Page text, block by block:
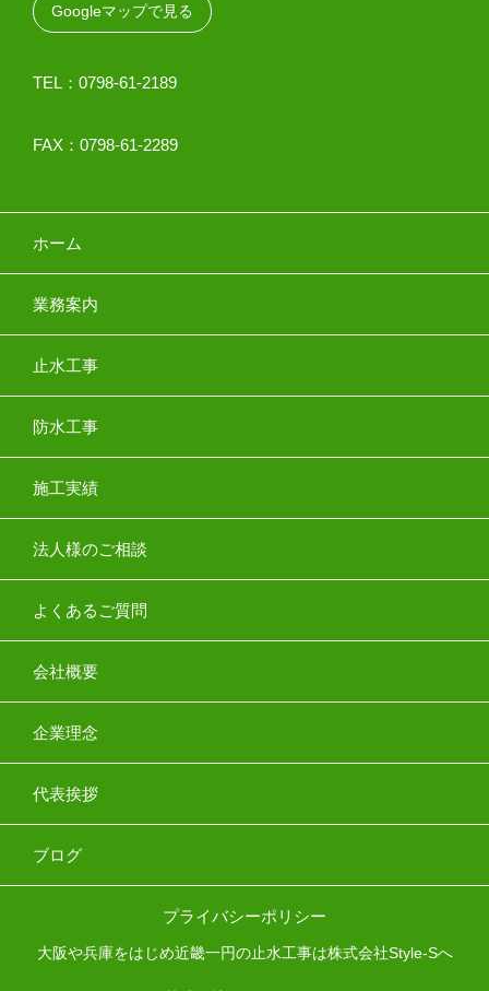
Googleマップで見る
TEL：0798-61-2189
FAX：0798-61-2289
ホーム
業務案内
止水工事
防水工事
施工実績
法人様のご相談
よくあるご質問
会社概要
企業理念
代表挨拶
ブログ
プライバシーポリシー
大阪や兵庫をはじめ近畿一円の止水工事は株式会社Style-Sへ